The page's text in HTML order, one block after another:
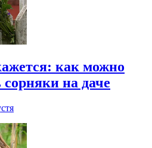
как можно
сорняки на даче